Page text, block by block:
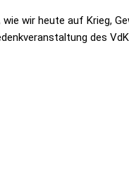
wir heute auf Krieg,
des